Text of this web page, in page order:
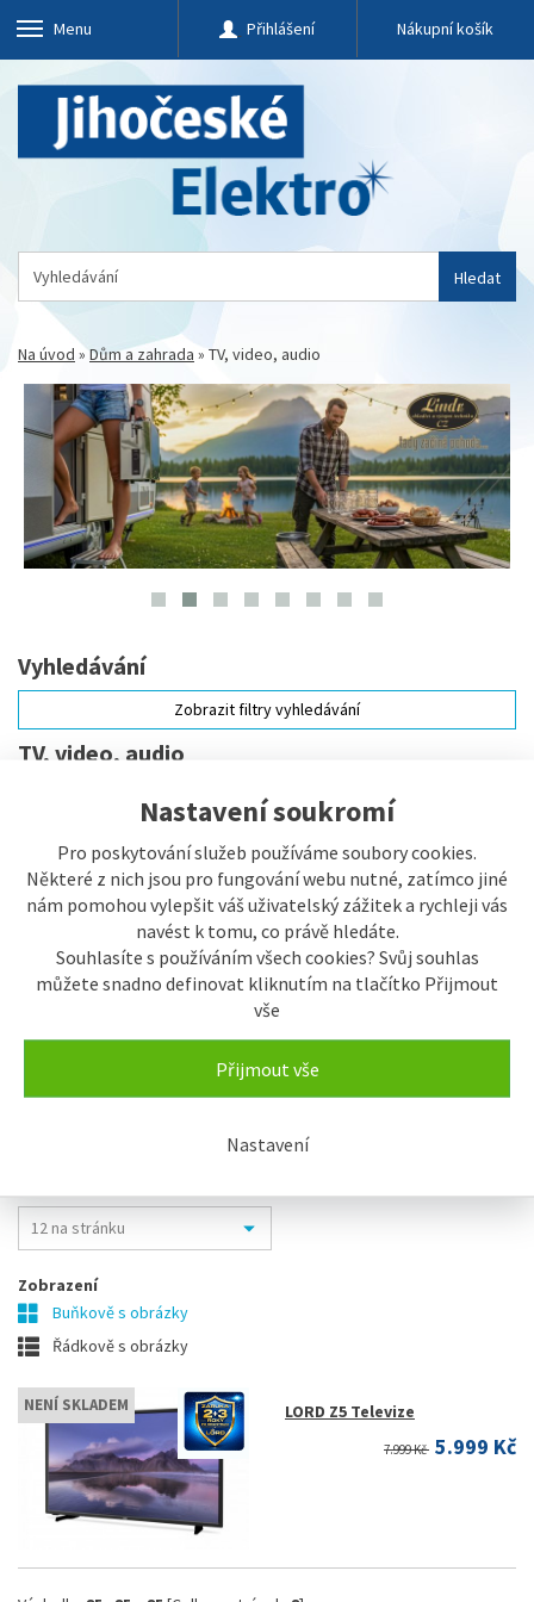
Nastavení soukromí
Pro poskytování služeb používáme soubory cookies.
Některé z nich jsou pro fungování webu nutné, zatímco jiné
nám pomohou vylepšit váš uživatelský zážitek a rychleji vás
navést k tomu, co právě hledáte.
Souhlasíte s používáním všech cookies? Svůj souhlas
můžete snadno definovat kliknutím na tlačítko Přijmout
vše
Přijmout vše
Nastavení
Menu Přihlášení Nákupní košík
Hledat
Na úvod »Dům a zahrada » TV, video, audio
Vyhledávání
Zobrazit filtry vyhledávání
TV, video, audio
Audio
Televize
DVB-T2 přijímače, antény
řazení:
Od nejlevnějšího
Zobrazení
Buňkově s obrázky
Řádkově s obrázky
NENÍ SKLADEM LORD Z5 Televize
7.999 Kč 5.999 Kč